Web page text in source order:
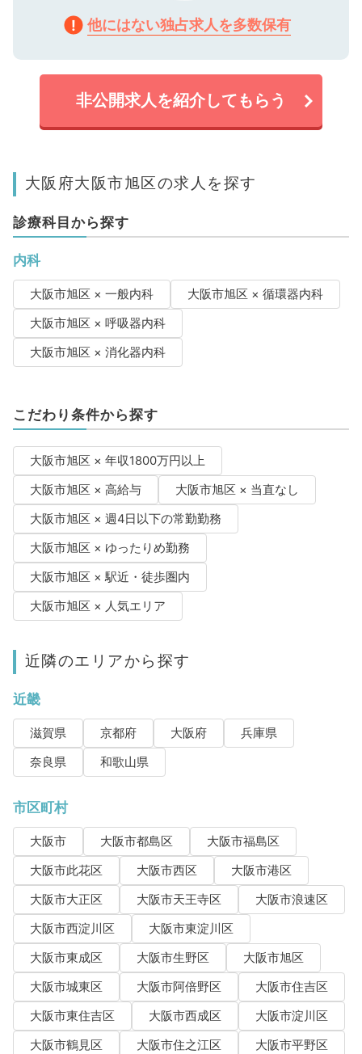
他にはない独占求人を多数保有
非公開求人を紹介してもらう
大阪府大阪市旭区の求人を探す
診療科目から探す
内科
大阪市旭区 × 一般内科
大阪市旭区 × 循環器内科
大阪市旭区 × 呼吸器内科
大阪市旭区 × 消化器内科
こだわり条件から探す
大阪市旭区 × 年収1800万円以上
大阪市旭区 × 高給与
大阪市旭区 × 当直なし
大阪市旭区 × 週4日以下の常勤勤務
大阪市旭区 × ゆったりめ勤務
大阪市旭区 × 駅近・徒歩圏内
大阪市旭区 × 人気エリア
近隣のエリアから探す
近畿
滋賀県 京都府 大阪府
兵庫県
奈良県
和歌山県
市区町村
大阪市 大阪市都島区
大阪市福島区
大阪市此花区
大阪市西区
大阪市港区
大阪市大正区
大阪市天王寺区
大阪市浪速区
大阪市西淀川区
大阪市東淀川区
大阪市東成区
大阪市生野区
大阪市旭区
大阪市城東区
大阪市阿倍野区
大阪市住吉区
大阪市東住吉区
大阪市西成区
大阪市淀川区
大阪市鶴見区
大阪市住之江区
大阪市平野区